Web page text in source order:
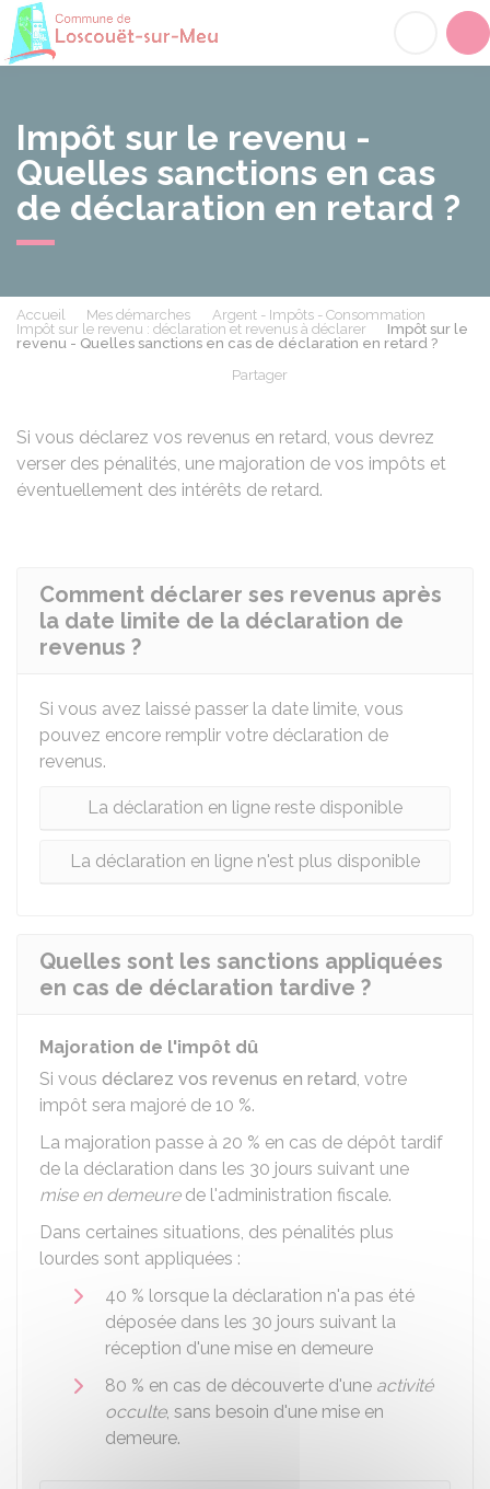
Impôt sur le revenu -
Quelles sanctions en cas
de déclaration en retard ?
Accueil Mes démarches
Argent - Impôts - Consommation
Impôt sur le revenu : déclaration et revenus à déclarer
Impôt sur le
revenu - Quelles sanctions en cas de déclaration en retard ?
Partager
Si vous déclarez vos revenus en retard, vous devrez
verser des pénalités, une majoration de vos impôts et
éventuellement des intérêts de retard.
Comment déclarer ses revenus après
la date limite de la déclaration de
revenus ?
Si vous avez laissé passer la date limite, vous
pouvez encore remplir votre déclaration de
revenus.
La déclaration en ligne reste disponible
La déclaration en ligne n'est plus disponible
Quelles sont les sanctions appliquées
en cas de déclaration tardive ?
Majoration de l'impôt dû
Si vous déclarez vos revenus en retard, votre
impôt sera majoré de 10 %.
La majoration passe à 20 % en cas de dépôt tardif
de la déclaration dans les 30 jours suivant une
mise en demeurede l'administration fiscale.
Dans certaines situations, des pénalités plus
lourdes sont appliquées :
40 % lorsque la déclaration n'a pas été
déposée dans les 30 jours suivant la
réception d'une mise en demeure
80 % en cas de découverte d'une activité
occulte, sans besoin d'une mise en
demeure.